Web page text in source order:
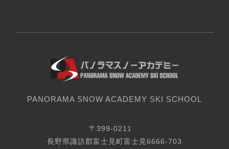
PANORAMA SNOW ACADEMY SKI SCHOOL
〒399-0211
長野県諏訪郡富士見町富士見6666-703